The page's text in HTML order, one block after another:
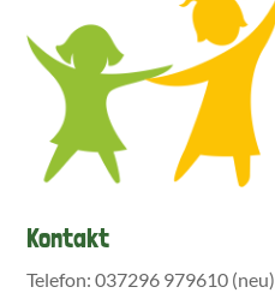
Kontakt
Telefon: 037296 979610 (neu)